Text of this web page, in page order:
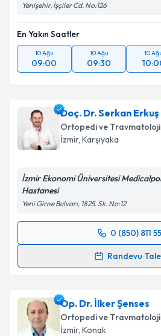
Yenişehir, İşçiler Cd. No:126
En Yakın Saatler
10 Ağu
09:00
10 Ağu
09:30
10
Doç. Dr. Serkan Erkuş
Ortopedi ve Travmatoloji
İzmir, Karşıyaka
İzmir Ekonomi Üniversitesi
Hastanesi
Yeni Girne Bulvarı, 1825. Sk. No:12
0 (850) 811
Randevu
Randevu Takvimi Talebi
takvim hazırlandığında e-
E-posta Adresiniz
Op. Dr. İlker Şenses
Ortopedi ve Travmatoloji
İzmir, Konak